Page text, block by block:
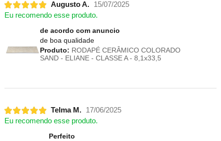
Augusto A.
15/07/2025
Eu recomendo esse produto.
de acordo com anuncio
de boa qualidade
Produto: RODAPÉ CERÂMICO COLORADO
SAND - ELIANE - CLASSE A - 8,1x33,5
Telma M.
17/06/2025
Eu recomendo esse produto.
Perfeito